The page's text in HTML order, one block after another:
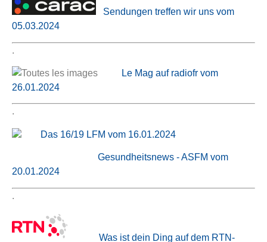
Sendungen treffen wir uns vom
05.03.2024
.
Le Mag auf radiofr vom
26.01.2024
.
Das 16/19 LFM vom 16.01.2024
Gesundheitsnews - ASFM vom
20.01.2024
.
Was ist dein Ding auf dem RTN-